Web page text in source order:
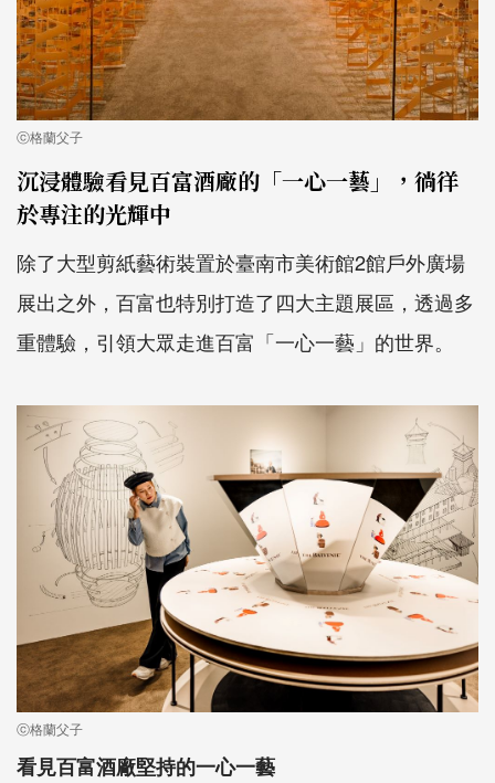
ⓒ格蘭父子
沉浸體驗看見百富酒廠的「一心一藝」，徜徉
於專注的光輝中
除了大型剪紙藝術裝置於臺南市美術館2館戶外廣場
展出之外，百富也特別打造了四大主題展區，透過多
重體驗，引領大眾走進百富「一心一藝」的世界。
ⓒ格蘭父子
看見百富酒廠堅持的一心一藝